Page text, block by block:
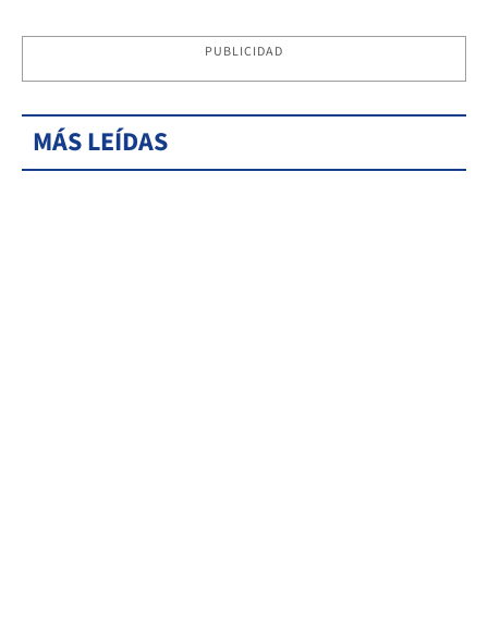
PUBLICIDAD
MÁS LEÍDAS